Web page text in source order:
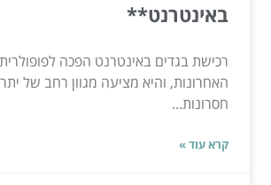
באינטרנט**
רכישת בגדים באינטרנט הפכה
האחרונות, והיא מציעה מגוון רחב של
חסרונות...
קרא עוד »